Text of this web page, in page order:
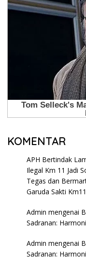
KOMENTAR
APH Bertindak
Ilegal Km 11 Jadi
Tegas dan
Garuda Sakti
Admin mengenai
Sadranan:
Admin mengenai
Sadranan: